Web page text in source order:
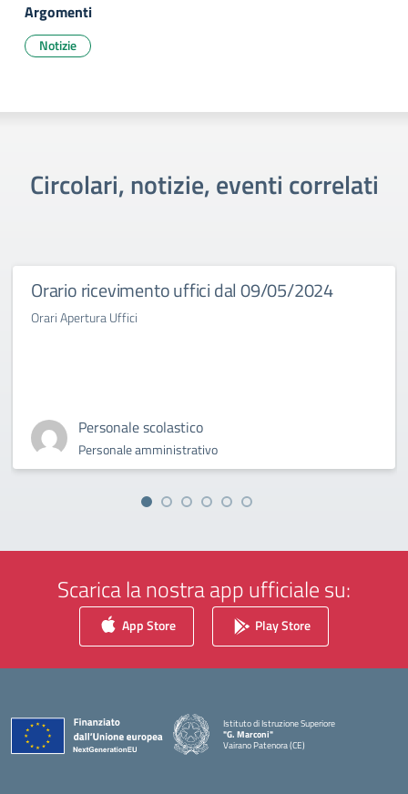
Argomenti
Notizie
Circolari, notizie, eventi correlati
Orario ricevimento uffici dal 09/05/2024
Orari Apertura Uffici
Personale scolastico
Personale amministrativo
Scarica la nostra app ufficiale su:
App Store Play Store
Istituto di Istruzione Superiore
"G. Marconi"
Vairano Patenora (CE)